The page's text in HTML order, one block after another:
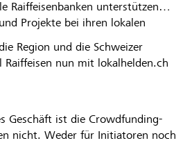
Raiffeisenbanken unterstützen
Projekte bei ihren lokalen
Region und die Schweizer
Raiffeisen nun mit lokalhelden.ch
Geschäft ist die Crowdfunding-
nicht. Weder für Initiatoren noch